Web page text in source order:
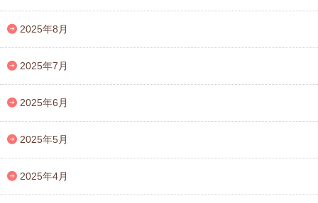
2025年8月
2025年7月
2025年6月
2025年5月
2025年4月